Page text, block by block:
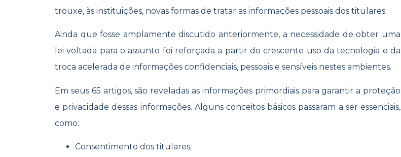
trouxe, às instituições, novas formas de tratar as informações pessoais dos titulares.
Ainda que fosse amplamente discutido anteriormente, a necessidade de obter uma
lei voltada para o assunto foi reforçada a partir do crescente uso da tecnologia e da
troca acelerada de informações confidenciais, pessoais e sensíveis nestes ambientes.
Em seus 65 artigos, são reveladas as informações primordiais para garantir a proteção
e privacidade dessas informações. Alguns conceitos básicos passaram a ser essenciais,
como:
Consentimento dos titulares;